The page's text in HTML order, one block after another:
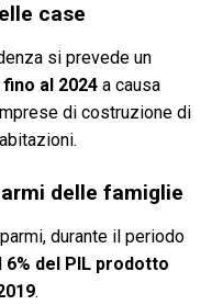
case
si prevede un
al 2024 a causa
di costruzione di
delle famiglie
durante il periodo
6% del PIL prodotto
.